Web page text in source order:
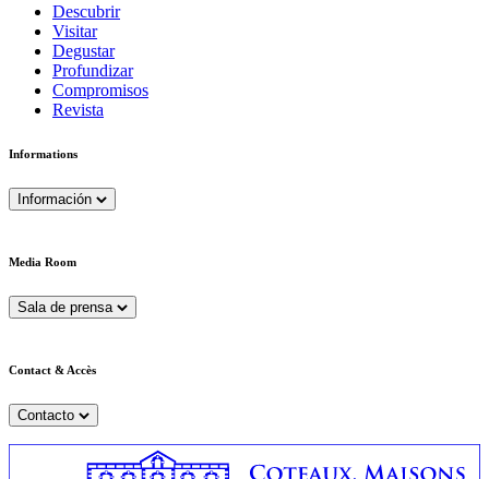
Descubrir
Visitar
Degustar
Profundizar
Compromisos
Revista
Informations
Información
Media Room
Sala de prensa
Contact & Accès
Contacto